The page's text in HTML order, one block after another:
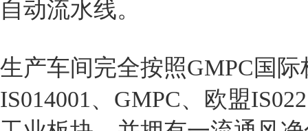
自动流水线。
生产车间完全按照GMPC国
IS014001、GMPC、欧盟